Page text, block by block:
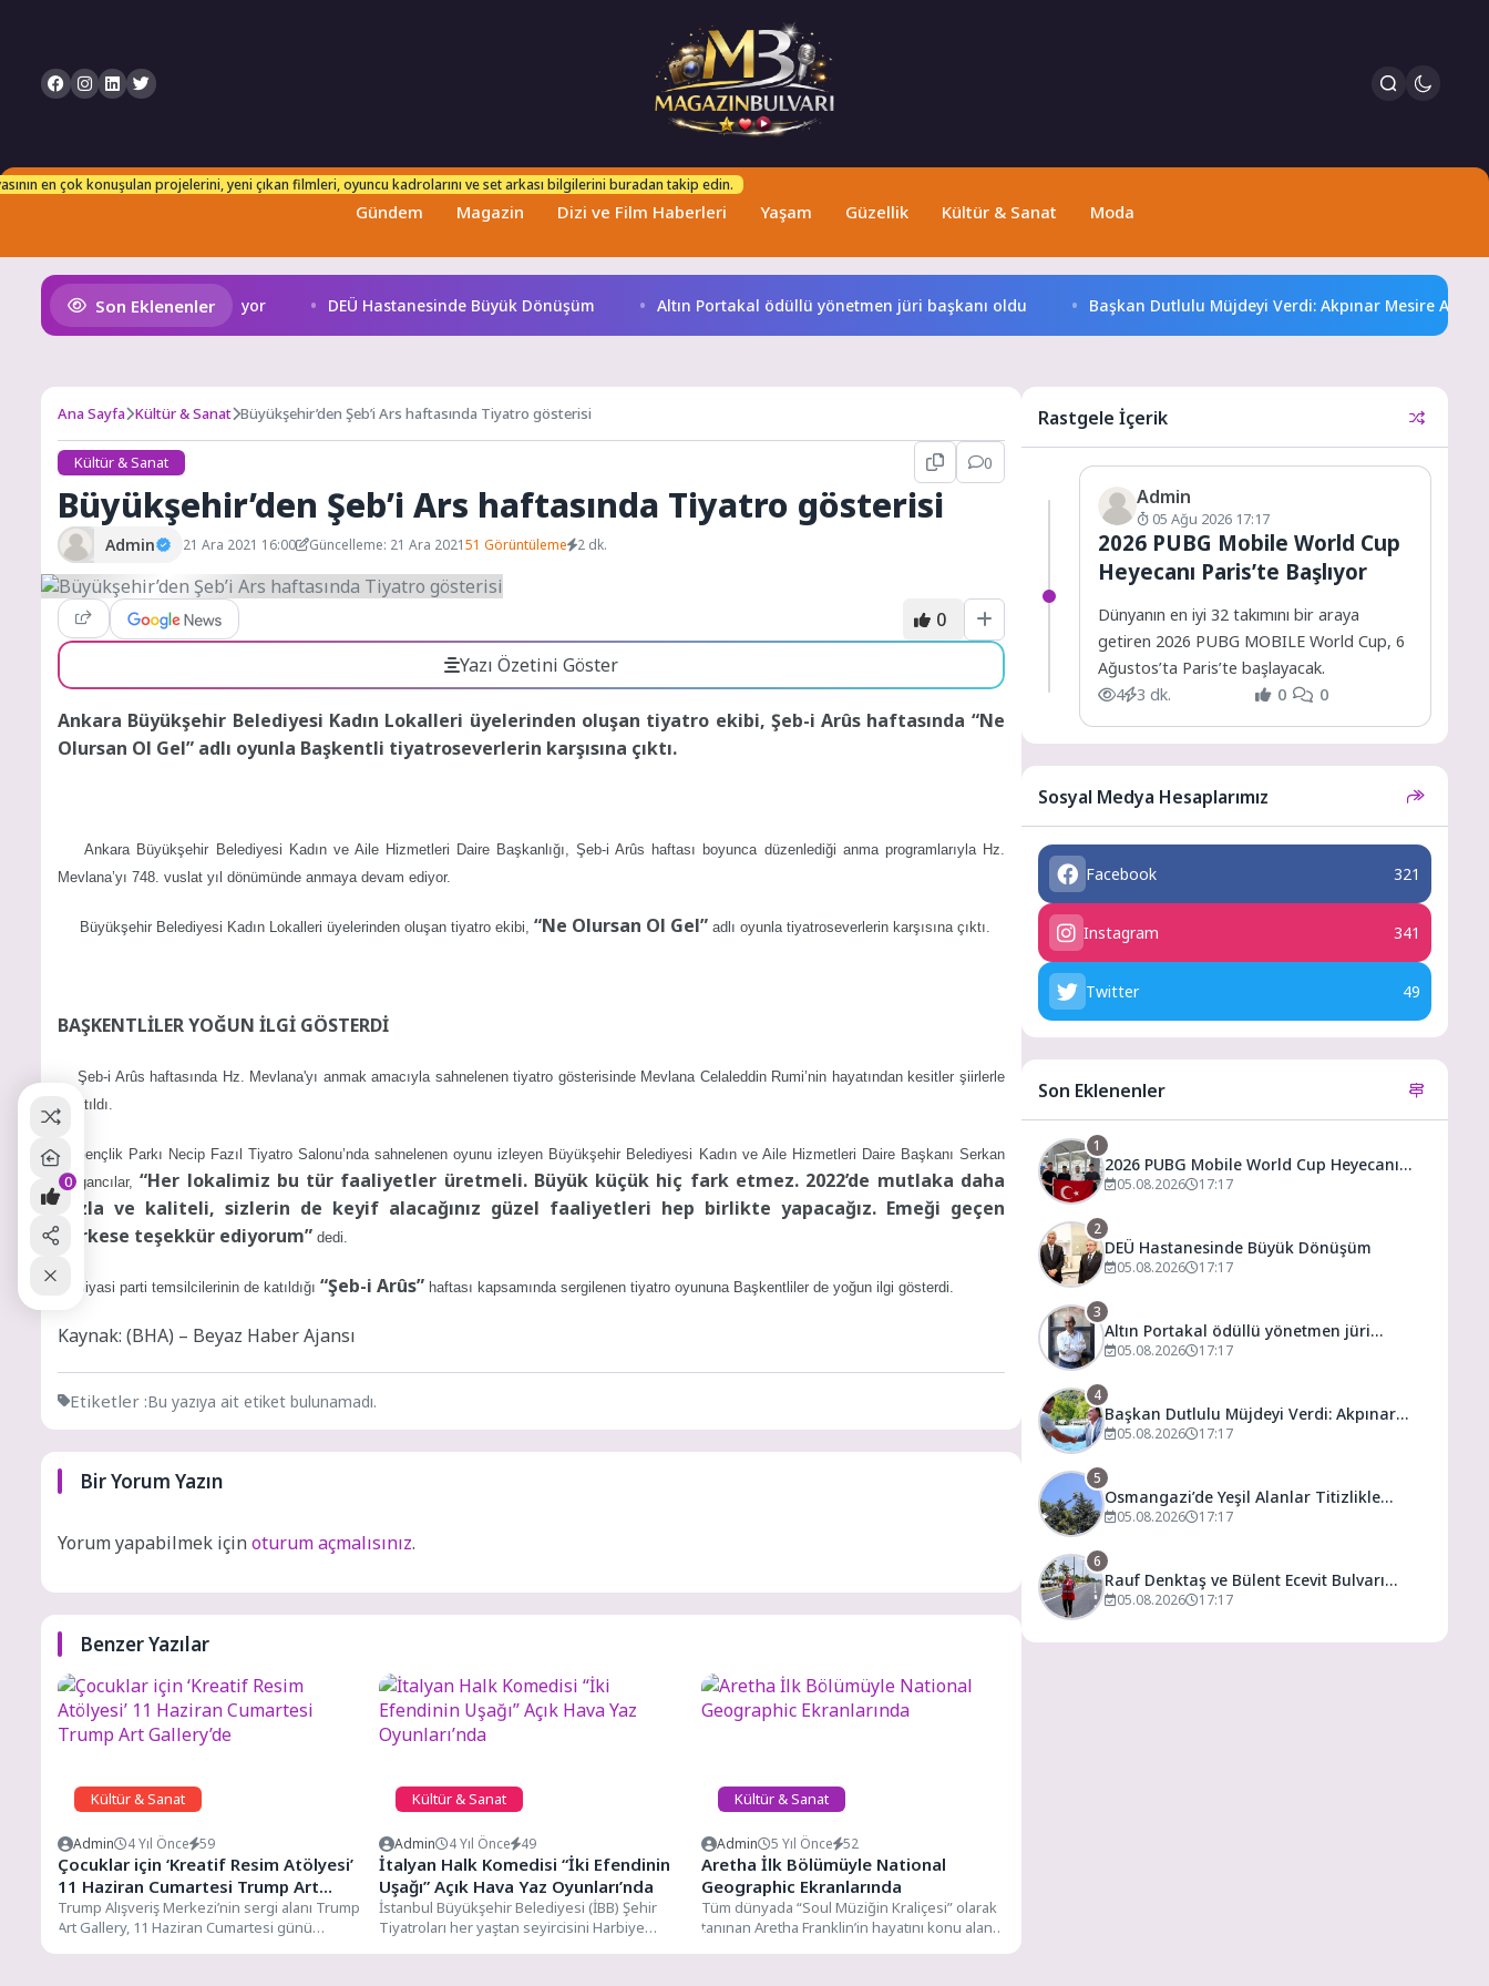
Gündem
takip edebilirsiniz. Her an taze ve güncel bilgilerle karşınızdayız!
Magazin Dizi ve Film Haberleri
en çok konuşulan projelerini, yeni çıkan filmleri, oyuncu kadrolarını ve set arkası bilgilerini buradan takip edin.
Yaşam Güzellik Kültür & Sanat Moda
Son Eklenenler
Heyecanı Paris’te Başlıyor DEÜ Hastanesinde Büyük Dönüşüm Altın Portakal ödüllü yönetmen jüri başkanı oldu Başkan Dutlulu Müjdeyi Verdi: Akpınar Mesire Alanı
Ana Sayfa Kültür & Sanat Büyükşehir’den Şeb’i Ars haftasında Tiyatro gösterisi
Kültür & Sanat 0
Büyükşehir’den Şeb’i Ars haftasında Tiyatro gösterisi
Admin 21 Ara 2021 16:00 Güncelleme: 21 Ara 202151 Görüntüleme 2 dk.
0
Yazı Özetini Göster
Ankara Büyükşehir Belediyesi Kadın Lokalleri üyelerinden oluşan tiyatro ekibi, Şeb-i Arûs haftasında “Ne
Olursan Ol Gel” adlı oyunla Başkentli tiyatroseverlerin karşısına çıktı.
Ankara Büyükşehir Belediyesi Kadın ve Aile Hizmetleri Daire Başkanlığı, Şeb-i Arûs haftası boyunca düzenlediği anma programlarıyla Hz.
Mevlana’yı 748. vuslat yıl dönümünde anmaya devam ediyor.
Büyükşehir Belediyesi Kadın Lokalleri üyelerinden oluşan tiyatro ekibi, “Ne Olursan Ol Gel” adlı oyunla tiyatroseverlerin karşısına çıktı.
BAŞKENTLİLER YOĞUN İLGİ GÖSTERDİ
Şeb-i Arûs haftasında Hz. Mevlana'yı anmak amacıyla sahnelenen tiyatro gösterisinde Mevlana Celaleddin Rumi’nin hayatından kesitler şiirlerle
anlatıldı.
Gençlik Parkı Necip Fazıl Tiyatro Salonu’nda sahnelenen oyunu izleyen Büyükşehir Belediyesi Kadın ve Aile Hizmetleri Daire Başkanı Serkan
Yorgancılar,“Her lokalimiz bu tür faaliyetler üretmeli. Büyük küçük hiç fark etmez. 2022’de mutlaka daha
fazla ve kaliteli, sizlerin de keyif alacağınız güzel faaliyetleri hep birlikte yapacağız. Emeği geçen
herkese teşekkür ediyorum” dedi.
Siyasi parti temsilcilerinin de katıldığı “Şeb-i Arûs” haftası kapsamında sergilenen tiyatro oyununa Başkentliler de yoğun ilgi gösterdi.
Kaynak: (BHA) – Beyaz Haber Ajansı
Etiketler :Bu yazıya ait etiket bulunamadı.
Bir Yorum Yazın
Yorum yapabilmek içinoturum açmalısınız.
Benzer Yazılar
Kültür & Sanat
Admin 4 Yıl Önce 59
Çocuklar için ‘Kreatif Resim Atölyesi’
11 Haziran Cumartesi Trump Art
Gallery’de
Trump Alışveriş Merkezi’nin sergi alanı Trump
Art Gallery, 11 Haziran Cumartesi günü
Kültür & Sanat
Admin 4 Yıl Önce 49
İtalyan Halk Komedisi “İki Efendinin
Uşağı” Açık Hava Yaz Oyunları’nda
İstanbul Büyükşehir Belediyesi (İBB) Şehir
Tiyatroları her yaştan seyircisini Harbiye
Kültür & Sanat
Admin 5 Yıl Önce 52
Aretha İlk Bölümüyle National
Geographic Ekranlarında
Tüm dünyada “Soul Müziğin Kraliçesi” olarak
tanınan Aretha Franklin’in hayatını konu alan
Rastgele İçerik
Admin
05 Ağu 2026 17:17
2026 PUBG Mobile World Cup
Heyecanı Paris’te Başlıyor
Dünyanın en iyi 32 takımını bir araya
getiren 2026 PUBG MOBILE World Cup, 6
Ağustos’ta Paris’te başlayacak.
4 3 dk. 0 0
Sosyal Medya Hesaplarımız
Facebook 321
Instagram 341
Twitter 49
Son Eklenenler
1
2026 PUBG Mobile World Cup Heyecanı
Paris’te Başlıyor
05.08.2026 17:17
2
DEÜ Hastanesinde Büyük Dönüşüm
05.08.2026 17:17
3
Altın Portakal ödüllü yönetmen jüri
başkanı oldu
05.08.2026 17:17
4
Başkan Dutlulu Müjdeyi Verdi: Akpınar
Mesire Alanı Hizmete Açılıyor
05.08.2026 17:17
5
Osmangazi’de Yeşil Alanlar Titizlikle
Korunuyor
05.08.2026 17:17
6
Rauf Denktaş ve Bülent Ecevit Bulvarı
yolları asfaltlanıyor
05.08.2026 17:17
0